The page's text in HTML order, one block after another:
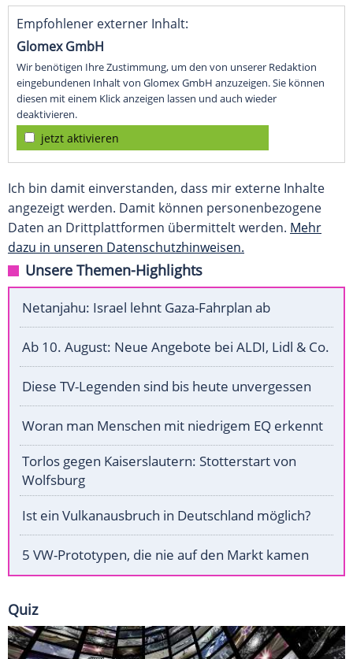
Empfohlener externer Inhalt:
Glomex GmbH
Wir benötigen Ihre Zustimmung, um den von unserer Redaktion
eingebundenen Inhalt von Glomex GmbH anzuzeigen. Sie können
diesen mit einem Klick anzeigen lassen und auch wieder
deaktivieren.
jetzt aktivieren
Ich bin damit einverstanden, dass mir externe Inhalte
angezeigt werden. Damit können personenbezogene
Daten an Drittplattformen übermittelt werden. Mehr
dazu in unseren Datenschutzhinweisen.
Unsere Themen-Highlights
Netanjahu: Israel lehnt Gaza-Fahrplan ab
Ab 10. August: Neue Angebote bei ALDI, Lidl & Co.
Diese TV-Legenden sind bis heute unvergessen
Woran man Menschen mit niedrigem EQ erkennt
Torlos gegen Kaiserslautern: Stotterstart von
Wolfsburg
Ist ein Vulkanausbruch in Deutschland möglich?
5 VW-Prototypen, die nie auf den Markt kamen
Quiz